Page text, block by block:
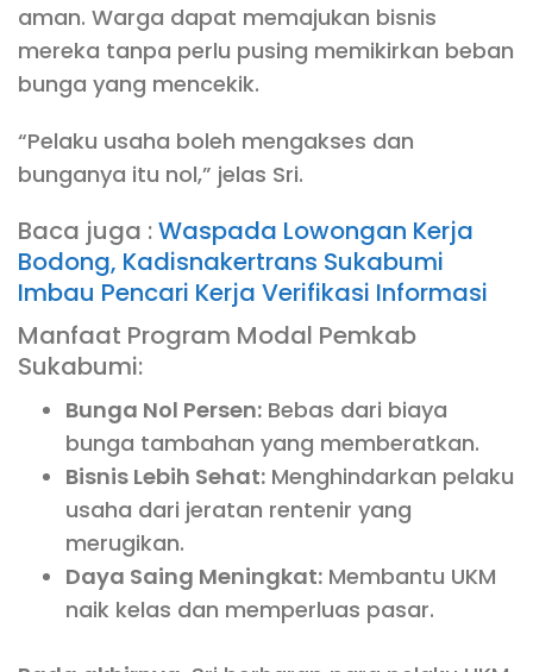
aman. Warga dapat memajukan bisnis
mereka tanpa perlu pusing memikirkan beban
bunga yang mencekik.
“Pelaku usaha boleh mengakses dan
bunganya itu nol,” jelas Sri.
Baca juga :Waspada Lowongan Kerja
Bodong, Kadisnakertrans Sukabumi
Imbau Pencari Kerja Verifikasi Informasi
Manfaat Program Modal Pemkab
Sukabumi:
Bunga Nol Persen: Bebas dari biaya
bunga tambahan yang memberatkan.
Bisnis Lebih Sehat: Menghindarkan pelaku
usaha dari jeratan rentenir yang
merugikan.
Daya Saing Meningkat: Membantu UKM
naik kelas dan memperluas pasar.